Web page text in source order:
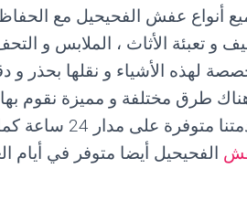
أنواع عفش الفحيحيل مع
و تعبئة الأثاث ، الملابس و
لهذه الأشياء و نقلها بحذر
طرق مختلفة و مميزة نقوم
على مدار 24 ساعة كما أننا متواجدون في كافة المحافظات بالكويت ،
الفحيحيل أيضا متوفر في أيام